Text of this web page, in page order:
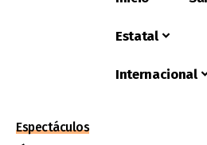
Estatal
Internacional
Espectáculos